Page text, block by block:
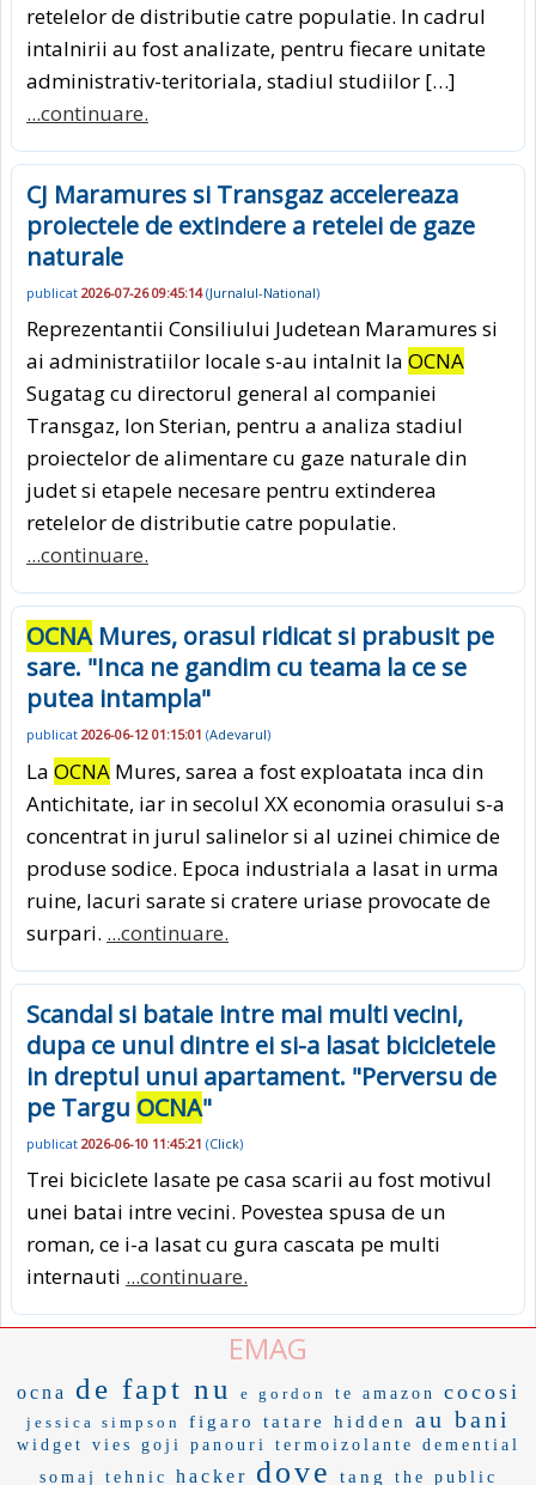
retelelor de distributie catre populatie. In cadrul
intalnirii au fost analizate, pentru fiecare unitate
administrativ-teritoriala, stadiul studiilor […]
...continuare.
CJ Maramures si Transgaz accelereaza
proiectele de extindere a retelei de gaze
naturale
publicat 2026-07-26 09:45:14(Jurnalul-National)
Reprezentantii Consiliului Judetean Maramures si
ai administratiilor locale s-au intalnit la OCNA
Sugatag cu directorul general al companiei
Transgaz, Ion Sterian, pentru a analiza stadiul
proiectelor de alimentare cu gaze naturale din
judet si etapele necesare pentru extinderea
retelelor de distributie catre populatie.
...continuare.
OCNAMures, orasul ridicat si prabusit pe
sare. "Inca ne gandim cu teama la ce se
putea intampla"
publicat 2026-06-12 01:15:01 (Adevarul)
La OCNA Mures, sarea a fost exploatata inca din
Antichitate, iar in secolul XX economia orasului s-a
concentrat in jurul salinelor si al uzinei chimice de
produse sodice. Epoca industriala a lasat in urma
ruine, lacuri sarate si cratere uriase provocate de
surpari. ...continuare.
Scandal si bataie intre mai multi vecini,
dupa ce unul dintre ei si-a lasat bicicletele
in dreptul unui apartament. "Perversu de
pe Targu OCNA"
publicat 2026-06-10 11:45:21 (Click)
Trei biciclete lasate pe casa scarii au fost motivul
unei batai intre vecini. Povestea spusa de un
roman, ce i-a lasat cu gura cascata pe multi
internauti ...continuare.
EMAG
ocna de fapt nu e gordon te amazon cocosi
jessica simpson figaro tatare hidden au bani
widget vies goji panouri termoizolante
demential
somaj tehnic
hacker dove tang the public